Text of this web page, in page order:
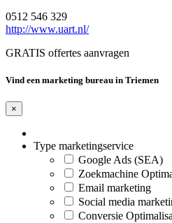
0512 546 329
http://www.uart.nl/
GRATIS offertes aanvragen
Vind een marketing bureau in Triemen
×
Type marketingservice
Google Ads (SEA)
Zoekmachine
Email marketing
Social media
Conversie